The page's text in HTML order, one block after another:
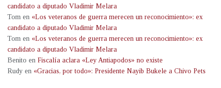
candidato a diputado Vladimir Melara
Tom en «Los veteranos de guerra merecen un reconocimiento»: ex
candidato a diputado Vladimir Melara
Tom en «Los veteranos de guerra merecen un reconocimiento»: ex
candidato a diputado Vladimir Melara
Benito en Fiscalía aclara «Ley Antiapodos» no existe
Rudy en «Gracias, por todo»: Presidente Nayib Bukele a Chivo Pets